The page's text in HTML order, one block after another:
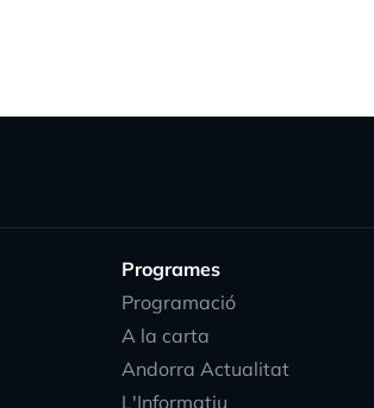
Programes
Programació
A la carta
Andorra Actualitat
L'Informatiu